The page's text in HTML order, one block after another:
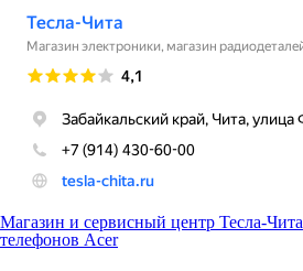
Магазин и сервисный центр Тесла-Чита
телефонов Acer